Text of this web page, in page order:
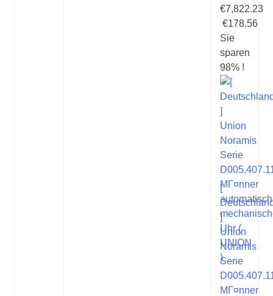
€7,822.23
€178.56
Sie
sparen
98% !
[
]
Union
Noramis
Serie
MГ¤nner